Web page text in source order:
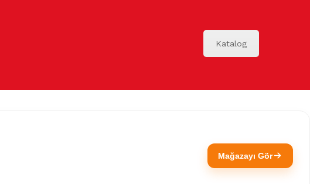
Katalog
Mağazayı Gör